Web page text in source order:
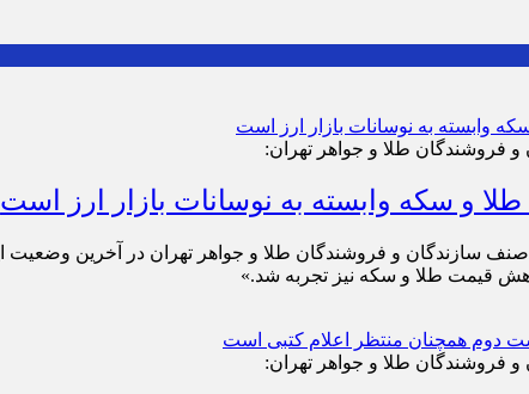
فروشندگان طلا و جواهر تهران:
و سکه وابسته به نوسانات بازار ارز است
صنف سازندگان و فروشندگان طلا و جواهر تهران در آخرین وضعیت
قیمت طلا و سکه نیز تجربه شد.»
فروشندگان طلا و جواهر تهران: